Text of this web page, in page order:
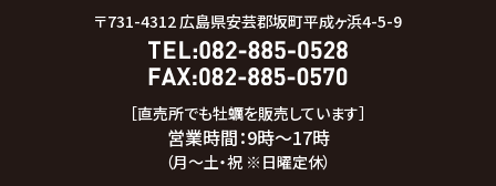
〒731-4312 広島県安芸郡坂町平成ヶ浜4-5-9
［直売所でも牡蠣を販売しています］
営業時間：9時～17時
（月～土・祝 ※日曜定休）